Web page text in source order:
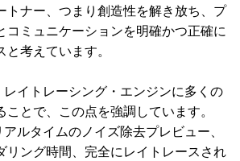
トナー、つまり創造性を解き放ち、プ
コミュニケーションを明確かつ正確に
考えています。
イトレーシング・エンジンに多くの
とで、この点を強調しています。
ルタイムのノイズ除去プレビュー、
リング時間、完全にレイトレースされ